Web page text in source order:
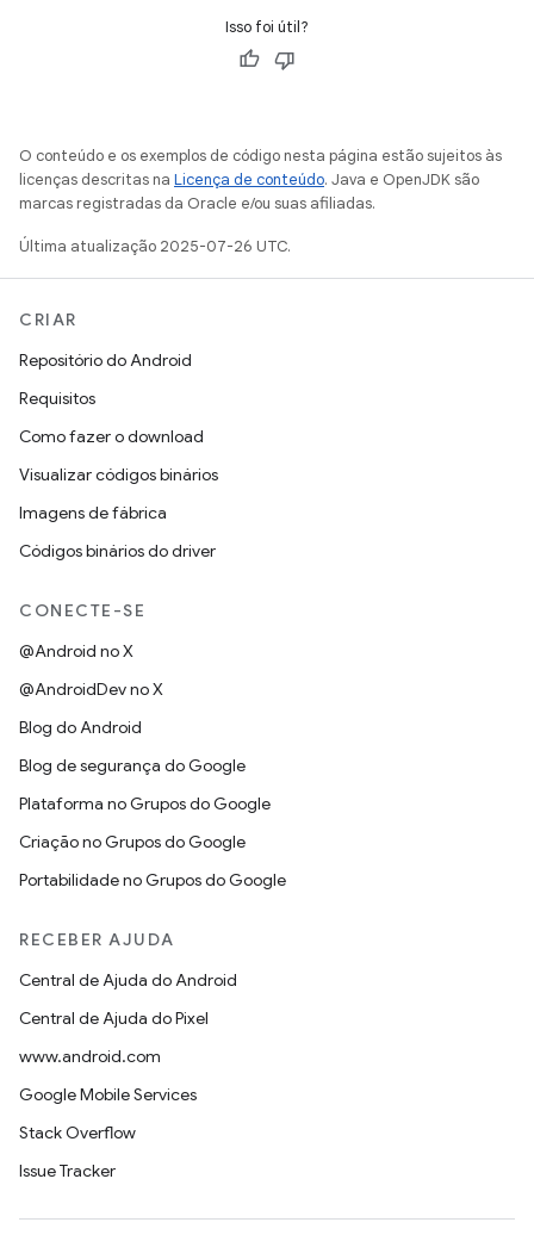
Isso foi útil?
O conteúdo e os exemplos de código nesta página estão sujeitos às
licenças descritas na Licença de conteúdo. Java e OpenJDK são
marcas registradas da Oracle e/ou suas afiliadas.
Última atualização 2025-07-26 UTC.
CRIAR
Repositório do Android
Requisitos
Como fazer o download
Visualizar códigos binários
Imagens de fábrica
Códigos binários do driver
CONECTE-SE
@Android no X
@AndroidDev no X
Blog do Android
Blog de segurança do Google
Plataforma no Grupos do Google
Criação no Grupos do Google
Portabilidade no Grupos do Google
RECEBER AJUDA
Central de Ajuda do Android
Central de Ajuda do Pixel
www.android.com
Google Mobile Services
Stack Overflow
Issue Tracker